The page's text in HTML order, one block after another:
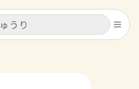
キャンセル
キャンセル